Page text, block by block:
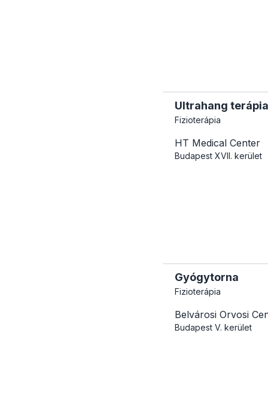
Ultrahang terápia
Fizioterápia
HT Medical Center
Budapest XVII. kerület
Gyógytorna
Fizioterápia
Belvárosi Orvosi
Budapest V. kerület